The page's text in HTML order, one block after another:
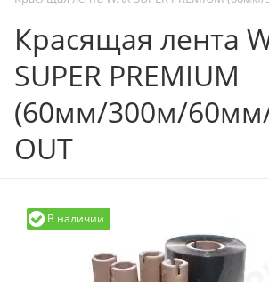
Красящая лента
SUPER PREMIUM
(60мм/300м/
OUT
В наличии